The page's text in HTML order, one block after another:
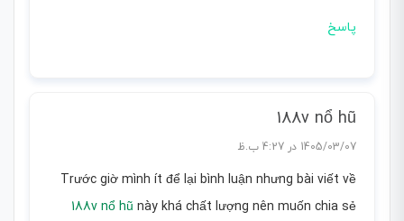
پاسخ
188v nổ hũ
1405/03/07 در 4:27 ب.ظ
Trước giờ mình ít để lại bình luận nhưng bài viết về
188v nổ hũ này khá chất lượng nên muốn chia sẻ